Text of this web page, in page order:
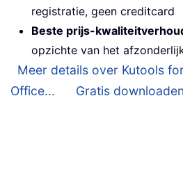
registratie, geen creditcard
Beste prijs-
opzichte van het
Meer details over Kutools
Office...
Gratis